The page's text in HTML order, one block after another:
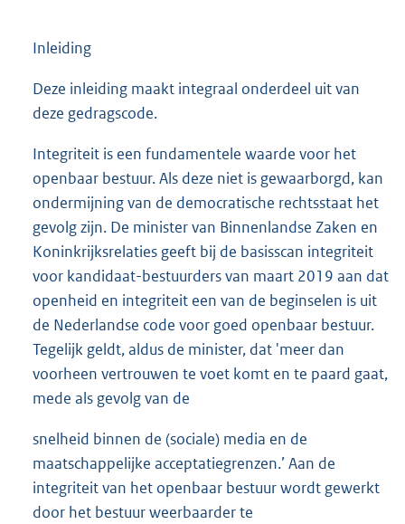
Inleiding
Deze inleiding maakt integraal onderdeel uit van
deze gedragscode.
Integriteit is een fundamentele waarde voor het
openbaar bestuur. Als deze niet is gewaarborgd, kan
ondermijning van de democratische rechtsstaat het
gevolg zijn. De minister van Binnenlandse Zaken en
Koninkrijksrelaties geeft bij de basisscan integriteit
voor kandidaat-bestuurders van maart 2019 aan dat
openheid en integriteit een van de beginselen is uit
de Nederlandse code voor goed openbaar bestuur.
Tegelijk geldt, aldus de minister, dat 'meer dan
voorheen vertrouwen te voet komt en te paard gaat,
mede als gevolg van de
snelheid binnen de (sociale) media en de
maatschappelijke acceptatiegrenzen.’ Aan de
integriteit van het openbaar bestuur wordt gewerkt
door het bestuur weerbaarder te